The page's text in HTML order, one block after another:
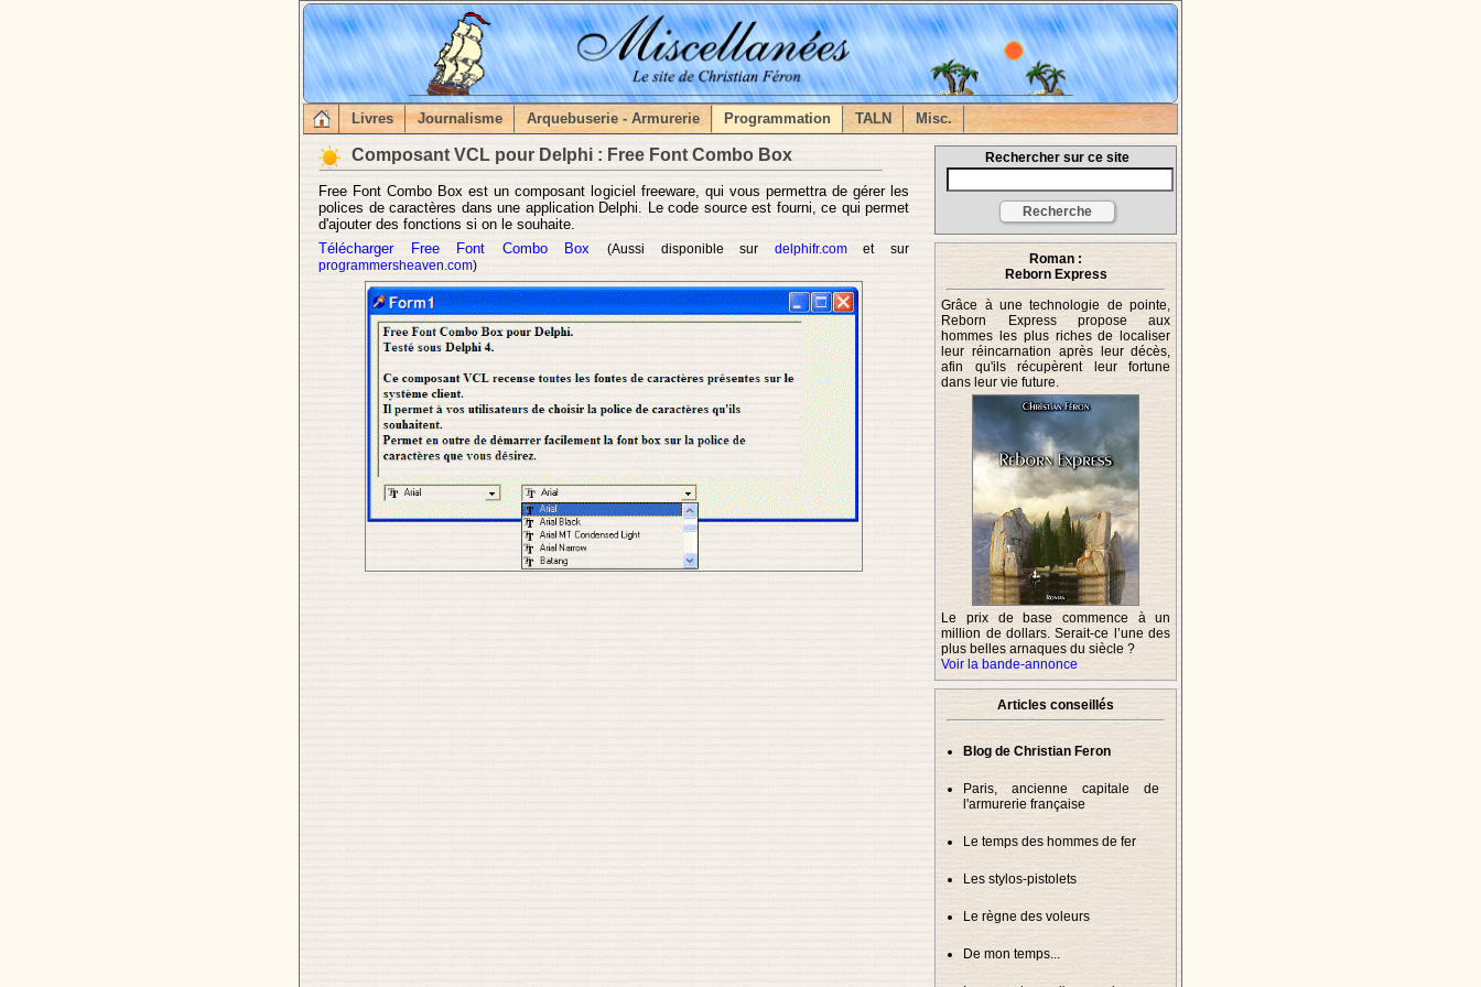
Livres Journalisme Arquebuserie - Armurerie Programmation TALN Misc.
Composant VCL pour Delphi : Free Font Combo Box
Free Font Combo Box est un composant logiciel freeware, qui vous permettra de gérer les
polices de caractères dans une application Delphi. Le code source est fourni, ce qui permet
d'ajouter des fonctions si on le souhaite.
Télécharger Free Font Combo Box
(Aussi disponible sur delphifr.comet sur
programmersheaven.com)
Rechercher sur ce site
Roman :
Reborn Express
Grâce à une technologie de pointe,
Reborn Express propose aux
hommes les plus riches de localiser
leur réincarnation après leur décès,
afin qu'ils récupèrent leur fortune
dans leur vie future.
Le prix de base commence à un
million de dollars. Serait-ce l’une des
plus belles arnaques du siècle ?
Voir la bande-annonce
Articles conseillés
Blog de Christian Feron
Paris, ancienne capitale de
l'armurerie française
Le temps des hommes de fer
Les stylos-pistolets
Le règne des voleurs
De mon temps...